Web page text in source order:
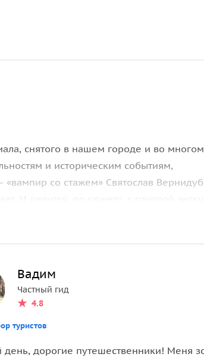
снятого в нашем городе и во многом
и историческим событиям,
со стажем» Святослав
и их разоблачение». Дед
всё правда — были и языческие
и князь Олег, направляясь в 882
его к древнерусскому
Вадим
Частный гид
4.8
туристов
дорогие путешественники! Меня